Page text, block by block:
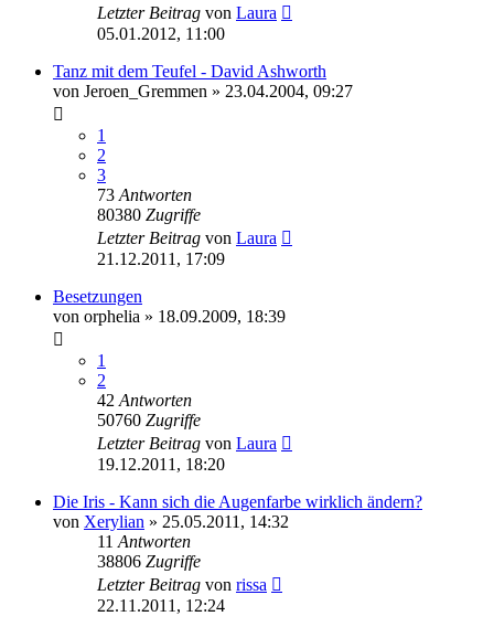
Letzter Beitrag von Laura
05.01.2012, 11:00
Tanz mit dem Teufel - David Ashworth
von Jeroen_Gremmen » 23.04.2004, 09:27
1
2
3
73 Antworten
80380 Zugriffe
Letzter Beitrag von Laura
21.12.2011, 17:09
Besetzungen
von orphelia » 18.09.2009, 18:39
1
2
42 Antworten
50760 Zugriffe
Letzter Beitrag von Laura
19.12.2011, 18:20
Die Iris - Kann sich die Augenfarbe wirklich ändern?
von Xerylian » 25.05.2011, 14:32
11 Antworten
38806 Zugriffe
Letzter Beitrag von rissa
22.11.2011, 12:24